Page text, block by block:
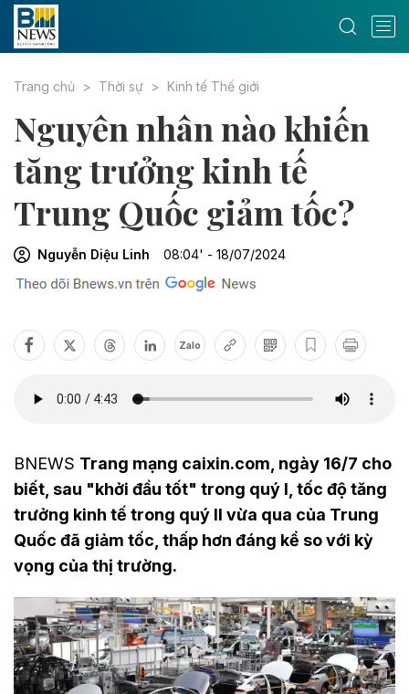
Trang chủ Thời sự Kinh tế Thế giới
Nguyên nhân nào khiến
tăng trưởng kinh tế
Trung Quốc giảm tốc?
Nguyễn Diệu Linh 08:04' - 18/07/2024
Zalo
BNEWS Trang mạng caixin.com, ngày 16/7 cho
biết, sau "khởi đầu tốt" trong quý I, tốc độ tăng
trưởng kinh tế trong quý II vừa qua của Trung
Quốc đã giảm tốc, thấp hơn đáng kể so với kỳ
vọng của thị trường.